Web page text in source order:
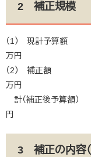
2 補正規模
（1） 現計
万円
（2）
万円
計（補正後
円
3 補正の内容（